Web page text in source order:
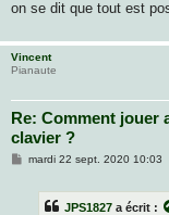
on se dit que tout est
Vincent
Pianaute
Re: Comment jouer
clavier ?
Mmardi 22 sept. 2020 10:03
JPS1827 a écrit :